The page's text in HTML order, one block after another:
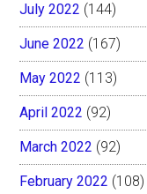
July 2022 (144)
June 2022 (167)
May 2022 (113)
April 2022 (92)
March 2022 (92)
February 2022 (108)